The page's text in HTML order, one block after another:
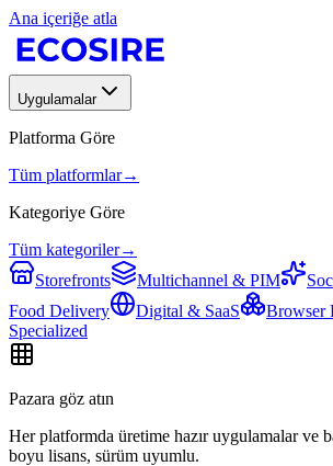
Ana içeriğe atla
Uygulamalar
Platforma Göre
Tüm platformlar→
Kategoriye Göre
Tüm kategoriler→
Storefronts
Multichannel & PIM
Food Delivery
Digital & SaaS
Browser
Specialized
Pazara göz atın
Her platformda üretime hazır uygulamalar ve
boyu lisans, sürüm uyumlu.